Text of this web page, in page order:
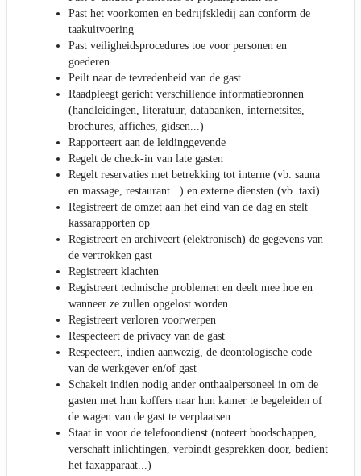
Past het voorkomen en bedrijfskledij aan conform de
taakuitvoering
Past veiligheidsprocedures toe voor personen en
goederen
Peilt naar de tevredenheid van de gast
Raadpleegt gericht verschillende informatiebronnen
(handleidingen, literatuur, databanken, internetsites,
brochures, affiches, gidsen...)
Rapporteert aan de leidinggevende
Regelt de check-in van late gasten
Regelt reservaties met betrekking tot interne (vb. sauna
en massage, restaurant...) en externe diensten (vb. taxi)
Registreert de omzet aan het eind van de dag en stelt
kassarapporten op
Registreert en archiveert (elektronisch) de gegevens van
de vertrokken gast
Registreert klachten
Registreert technische problemen en deelt mee hoe en
wanneer ze zullen opgelost worden
Registreert verloren voorwerpen
Respecteert de privacy van de gast
Respecteert, indien aanwezig, de deontologische code
van de werkgever en/of gast
Schakelt indien nodig ander onthaalpersoneel in om de
gasten met hun koffers naar hun kamer te begeleiden of
de wagen van de gast te verplaatsen
Staat in voor de telefoondienst (noteert boodschappen,
verschaft inlichtingen, verbindt gesprekken door, bedient
het faxapparaat...)